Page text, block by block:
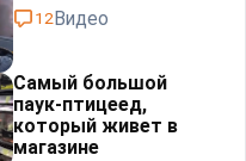
12Видео
Самый большой
паук-птицеед,
который живет в
магазине